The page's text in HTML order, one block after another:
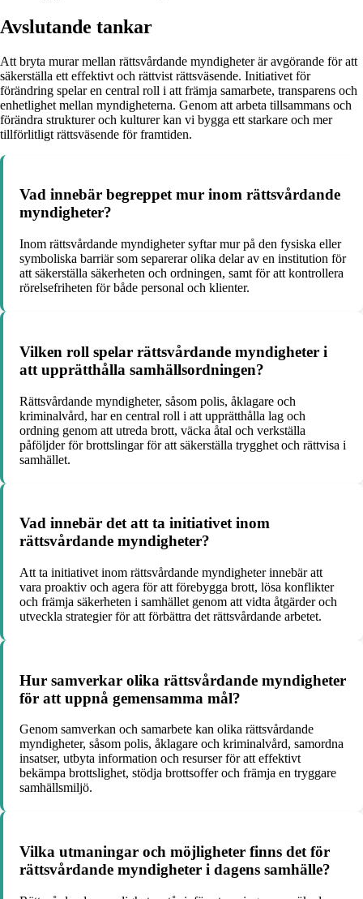
Avslutande tankar
Att bryta murar mellan rättsvårdande myndigheter är avgörande för att
säkerställa ett effektivt och rättvist rättsväsende. Initiativet för
förändring spelar en central roll i att främja samarbete, transparens och
enhetlighet mellan myndigheterna. Genom att arbeta tillsammans och
förändra strukturer och kulturer kan vi bygga ett starkare och mer
tillförlitligt rättsväsende för framtiden.
Vad innebär begreppet mur inom rättsvårdande
myndigheter?
Inom rättsvårdande myndigheter syftar mur på den fysiska eller
symboliska barriär som separerar olika delar av en institution för
att säkerställa säkerheten och ordningen, samt för att kontrollera
rörelsefriheten för både personal och klienter.
Vilken roll spelar rättsvårdande myndigheter i
att upprätthålla samhällsordningen?
Rättsvårdande myndigheter, såsom polis, åklagare och
kriminalvård, har en central roll i att upprätthålla lag och
ordning genom att utreda brott, väcka åtal och verkställa
påföljder för brottslingar för att säkerställa trygghet och rättvisa i
samhället.
Vad innebär det att ta initiativet inom
rättsvårdande myndigheter?
Att ta initiativet inom rättsvårdande myndigheter innebär att
vara proaktiv och agera för att förebygga brott, lösa konflikter
och främja säkerheten i samhället genom att vidta åtgärder och
utveckla strategier för att förbättra det rättsvårdande arbetet.
Hur samverkar olika rättsvårdande myndigheter
för att uppnå gemensamma mål?
Genom samverkan och samarbete kan olika rättsvårdande
myndigheter, såsom polis, åklagare och kriminalvård, samordna
insatser, utbyta information och resurser för att effektivt
bekämpa brottslighet, stödja brottsoffer och främja en tryggare
samhällsmiljö.
Vilka utmaningar och möjligheter finns det för
rättsvårdande myndigheter i dagens samhälle?